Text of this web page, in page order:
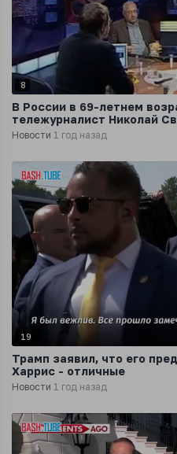
8
В России в 69-летнем
тележурналист Николай
Новости 1 год назад
19
Трамп заявил, что его
Харрис - отличные
Новости 1 год назад